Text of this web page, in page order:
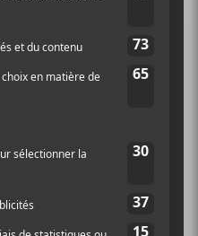
e-mail et mon site dans
commentaire.
les indésirables.
données de vos